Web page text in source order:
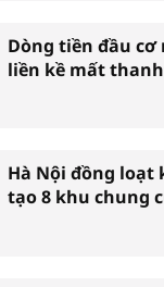
Dòng tiền đầu
liền kề mất
Hà Nội đồng loạt
tạo 8 khu chung